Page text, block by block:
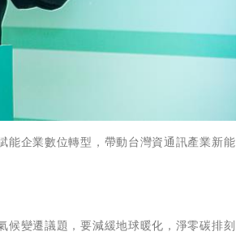
能企業數位轉型，帶動台灣資通訊產業新能
候變遷議題，要減緩地球暖化，淨零碳排刻